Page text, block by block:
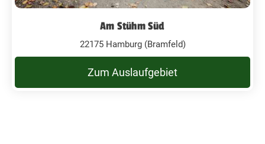
Am Stühm Süd
22175 Hamburg (Bramfeld)
Zum Auslaufgebiet